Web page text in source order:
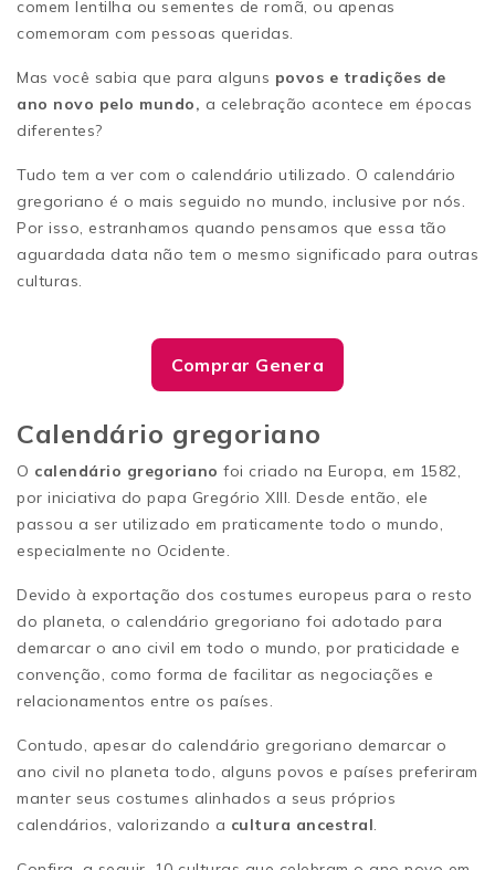
comem lentilha ou sementes de romã, ou apenas
comemoram com pessoas queridas.
Mas você sabia que para alguns povos e tradições de
ano novo pelo mundo, a celebração acontece em épocas
diferentes?
Tudo tem a ver com o calendário utilizado. O calendário
gregoriano é o mais seguido no mundo, inclusive por nós.
Por isso, estranhamos quando pensamos que essa tão
aguardada data não tem o mesmo significado para outras
culturas.
Comprar Genera
Calendário gregoriano
O calendário gregoriano foi criado na Europa, em 1582,
por iniciativa do papa Gregório XIII. Desde então, ele
passou a ser utilizado em praticamente todo o mundo,
especialmente no Ocidente.
Devido à exportação dos costumes europeus para o resto
do planeta, o calendário gregoriano foi adotado para
demarcar o ano civil em todo o mundo, por praticidade e
convenção, como forma de facilitar as negociações e
relacionamentos entre os países.
Contudo, apesar do calendário gregoriano demarcar o
ano civil no planeta todo, alguns povos e países preferiram
manter seus costumes alinhados a seus próprios
calendários, valorizando a cultura ancestral